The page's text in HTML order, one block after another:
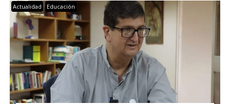
Actualidad Educación